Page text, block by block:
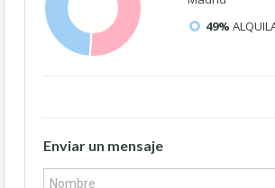
49%
Enviar un mensaje